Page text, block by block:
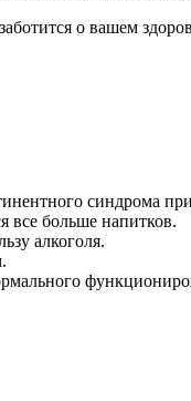
о вашем
синдрома
все больше напитков.
алкоголя.